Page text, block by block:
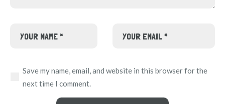
Save my name, email, and website in this browser for the
next time I comment.